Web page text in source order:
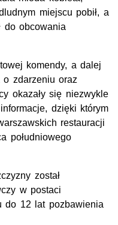
miejscu pobił, a
do obcowania
komendy, a dalej
zdarzeniu oraz
okazały się niezwykle
dzięki którym
restauracji
południowego
został
w postaci
do 12 lat pozbawienia